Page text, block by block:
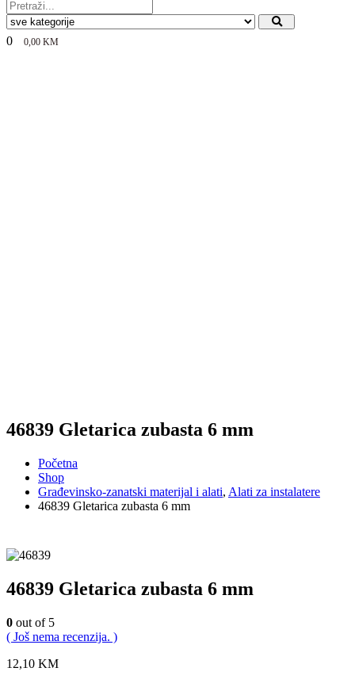
0 0,00 KM
46839 Gletarica zubasta 6 mm
Početna
Shop
Građevinsko-zanatski materijal i alati, Alati za instalatere
46839 Gletarica zubasta 6 mm
46839 Gletarica zubasta 6 mm
0 out of 5
( Još nema recenzija. )
12,10 KM